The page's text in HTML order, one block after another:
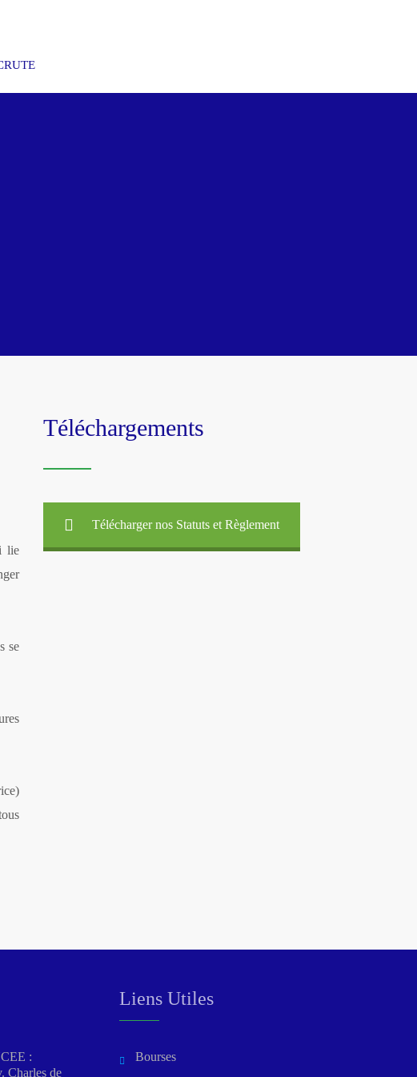
lie
se
Téléchargements
Télécharger nos Statuts et Règlement
:
Charles de
Liens Utiles
Bourses